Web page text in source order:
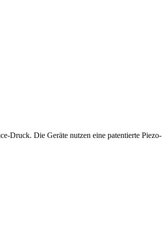
Druck. Die Geräte nutzen eine patentierte Piezo-